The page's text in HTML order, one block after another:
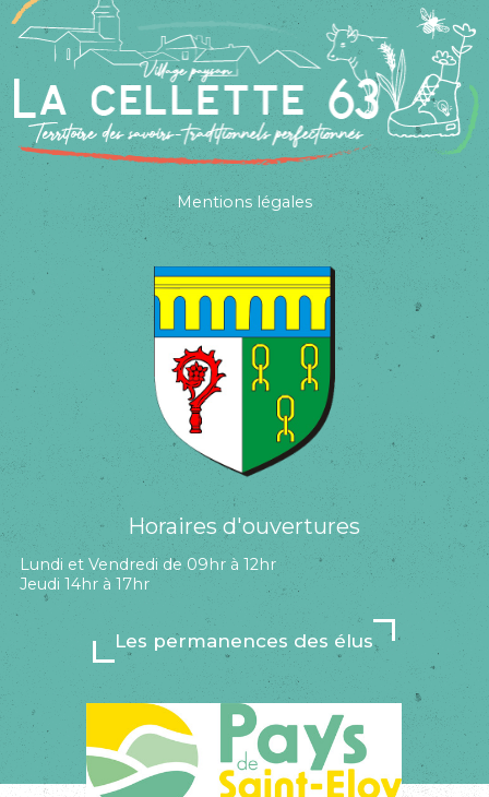
Mentions légales
Horaires d'ouvertures
Lundi et Vendredi de 09hr à 12hr
Jeudi 14hr à 17hr
Les permanences des élus